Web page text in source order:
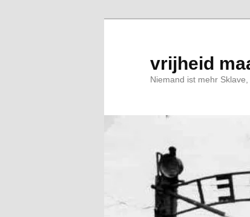
vrijheid
Niemand ist mehr